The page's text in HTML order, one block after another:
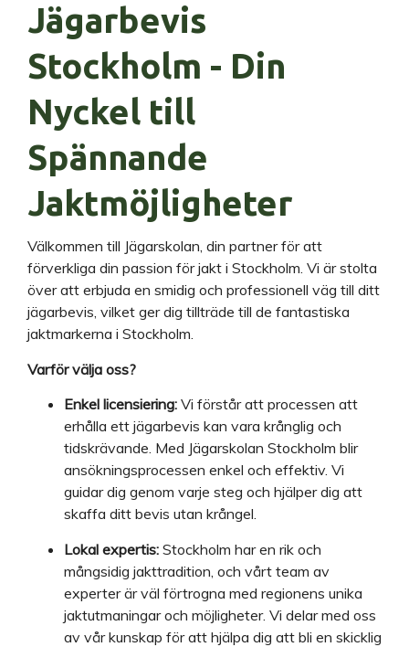
Jägarbevis
Stockholm - Din
Nyckel till
Spännande
Jaktmöjligheter
Välkommen till Jägarskolan, din partner för att
förverkliga din passion för jakt i Stockholm. Vi är stolta
över att erbjuda en smidig och professionell väg till ditt
jägarbevis, vilket ger dig tillträde till de fantastiska
jaktmarkerna i Stockholm.
Varför välja oss?
Enkel licensiering: Vi förstår att processen att
erhålla ett jägarbevis kan vara krånglig och
tidskrävande. Med Jägarskolan Stockholm blir
ansökningsprocessen enkel och effektiv. Vi
guidar dig genom varje steg och hjälper dig att
skaffa ditt bevis utan krångel.
Lokal expertis: Stockholm har en rik och
mångsidig jakttradition, och vårt team av
experter är väl förtrogna med regionens unika
jaktutmaningar och möjligheter. Vi delar med oss
av vår kunskap för att hjälpa dig att bli en skicklig